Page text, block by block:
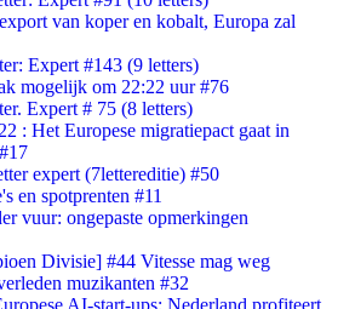
van koper en kobalt, Europa zal
Expert #143 (9 letters)
mogelijk om 22:22 uur #76
Expert # 75 (8 letters)
: Het Europese migratiepact gaat in
expert (7lettereditie) #50
en spotprenten #11
vuur: ongepaste opmerkingen
Divisie] #44 Vitesse mag weg
muzikanten #32
AI-start-ups: Nederland profiteert